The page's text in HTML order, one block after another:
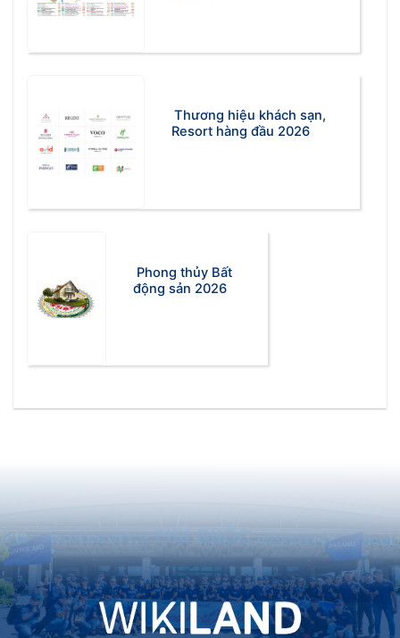
Thương hiệu khách sạn,
Resort hàng đầu 2026
Phong thủy Bất
động sản 2026